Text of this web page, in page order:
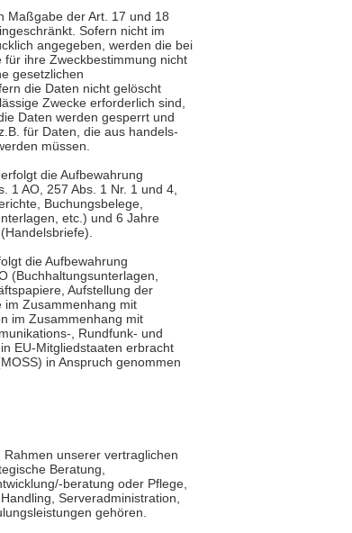
Maßgabe der Art. 17 und 18
Sofern nicht im
angegeben, werden die bei
ihre Zweckbestimmung nicht
gesetzlichen
die Daten nicht gelöscht
Zwecke erforderlich sind,
Daten werden gesperrt und
für Daten, die aus handels-
müssen.
die Aufbewahrung
1 AO, 257 Abs. 1 Nr. 1 und 4,
Buchungsbelege,
etc.) und 6 Jahre
die Aufbewahrung
(Buchhaltungsunterlagen,
Aufstellung der
im Zusammenhang mit
im Zusammenhang mit
, Rundfunk- und
EU-Mitgliedstaaten erbracht
in Anspruch genommen
unserer vertraglichen
Beratung,
beratung oder Pflege,
Serveradministration,
gehören.